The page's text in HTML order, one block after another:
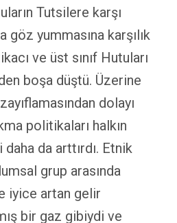
Tutsilere karşı
göz yummasına karşılık
ve üst sınıf Hutuları
boşa düştü. Üzerine
dolayı
politikaları halkın
da arttırdı. Etnik
grup arasında
iyice artan gelir
bir gaz gibiydi ve